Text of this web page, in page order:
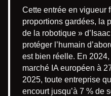
Cette entrée en vigueur
proportions gardées, la
de la robotique »
protéger l’humain
est bien réelle. En
marché IA européen à
2025, toute entreprise
encourt jusqu’à 7 % de